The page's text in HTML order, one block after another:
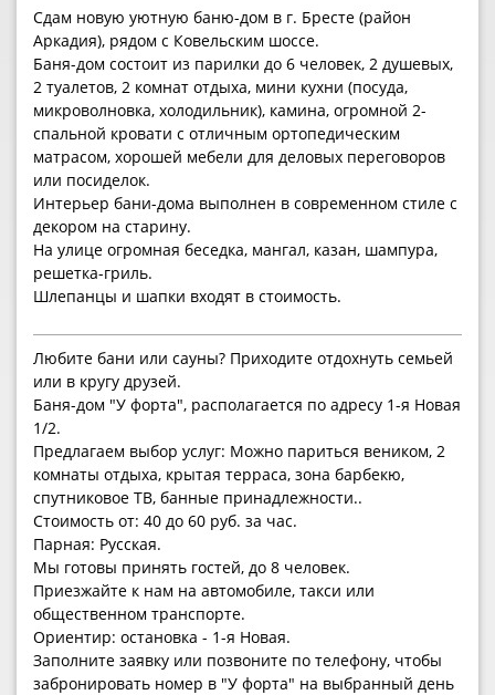
Сдам новую уютную баню-дом в г. Бресте (район
Аркадия), рядом с Ковельским шоссе.
Баня-дом состоит из парилки до 6 человек, 2 душевых,
2 туалетов, 2 комнат отдыха, мини кухни (посуда,
микроволновка, холодильник), камина, огромной 2-
спальной кровати с отличным ортопедическим
матрасом, хорошей мебели для деловых переговоров
или посиделок.
Интерьер бани-дома выполнен в современном стиле с
декором на старину.
На улице огромная беседка, мангал, казан, шампура,
решетка-гриль.
Шлепанцы и шапки входят в стоимость.
Любите бани или сауны? Приходите отдохнуть семьей
или в кругу друзей.
Баня-дом "У форта", располагается по адресу 1-я Новая
1/2.
Предлагаем выбор услуг: Можно париться веником, 2
комнаты отдыха, крытая терраса, зона барбекю,
спутниковое ТВ, банные принадлежности..
Стоимость от: 40 до 60 руб. за час.
Парная: Русская.
Мы готовы принять гостей, до 8 человек.
Приезжайте к нам на автомобиле, такси или
общественном транспорте.
Ориентир: остановка - 1-я Новая.
Заполните заявку или позвоните по телефону, чтобы
забронировать номер в "У форта" на выбранный день